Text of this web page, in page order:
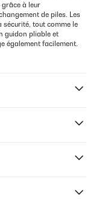
grâce à leur
de piles. Les
tout comme le
guidon pliable et
également facilement.